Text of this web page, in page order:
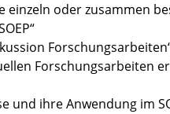
oder zusammen
Forschungsarbeiten
und ihre Anwendung im